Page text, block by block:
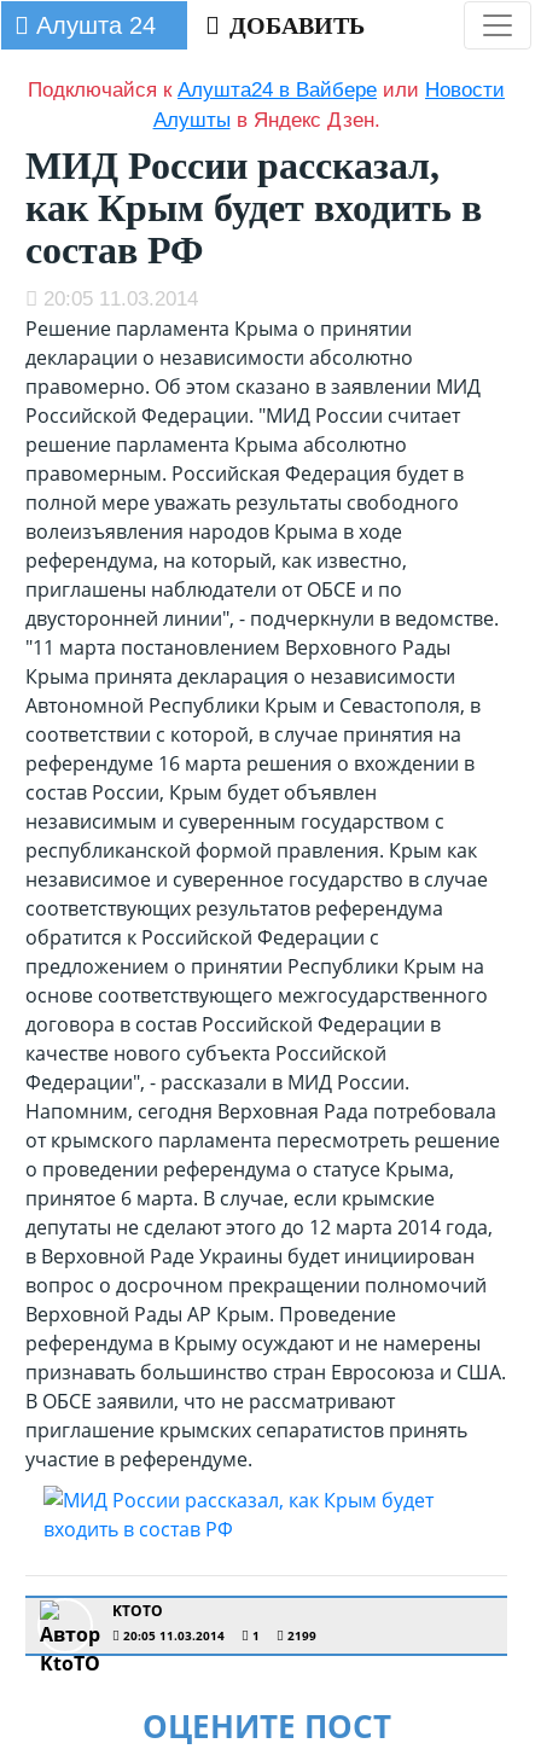
Алушта 24 ДОБАВИТЬ
Подключайся кАлушта24 в Вайбере или Новости
Алушты в Яндекс Дзен.
МИД России рассказал,
как Крым будет входить в
состав РФ
20:05 11.03.2014
Решение парламента Крыма о принятии
декларации о независимости абсолютно
правомерно. Об этом сказано в заявлении МИД
Российской Федерации. "МИД России считает
решение парламента Крыма абсолютно
правомерным. Российская Федерация будет в
полной мере уважать результаты свободного
волеизъявления народов Крыма в ходе
референдума, на который, как известно,
приглашены наблюдатели от ОБСЕ и по
двусторонней линии", - подчеркнули в ведомстве.
"11 марта постановлением Верховного Рады
Крыма принята декларация о независимости
Автономной Республики Крым и Севастополя, в
соответствии с которой, в случае принятия на
референдуме 16 марта решения о вхождении в
состав России, Крым будет объявлен
независимым и суверенным государством с
республиканской формой правления. Крым как
независимое и суверенное государство в случае
соответствующих результатов референдума
обратится к Российской Федерации с
предложением о принятии Республики Крым на
основе соответствующего межгосударственного
договора в состав Российской Федерации в
качестве нового субъекта Российской
Федерации", - рассказали в МИД России.
Напомним, сегодня Верховная Рада потребовала
от крымского парламента пересмотреть решение
о проведении референдума о статусе Крыма,
принятое 6 марта. В случае, если крымские
депутаты не сделают этого до 12 марта 2014 года,
в Верховной Раде Украины будет инициирован
вопрос о досрочном прекращении полномочий
Верховной Рады АР Крым. Проведение
референдума в Крыму осуждают и не намерены
признавать большинство стран Евросоюза и США.
В ОБСЕ заявили, что не рассматривают
приглашение крымских сепаратистов принять
участие в референдуме.
KTOTO
20:05 11.03.2014 1 2199
ОЦЕНИТЕ ПОСТ